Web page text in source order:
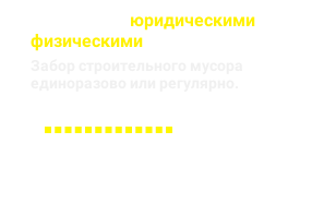
юридическими
физическими